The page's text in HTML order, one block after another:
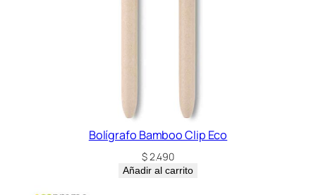
Bolígrafo Bamboo Clip Eco
$2.490
Añadir al carrito